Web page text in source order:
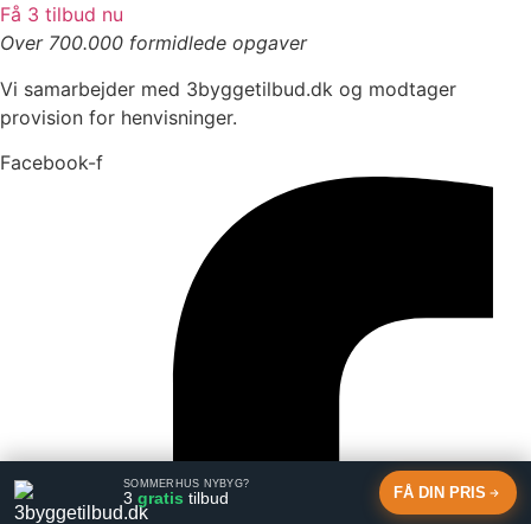
Få 3 tilbud nu
Over 700.000 formidlede opgaver
SOMMERHUS NYBYG?
3 gratis tilbud FÅ DIN PRIS
Vi samarbejder med 3byggetilbud.dk og modtager
provision for henvisninger.
Facebook-f